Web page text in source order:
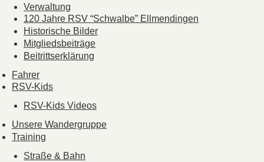
Verwaltung
120 Jahre RSV “Schwalbe” Ellmendingen
Historische Bilder
Mitgliedsbeiträge
Beitrittserklärung
Fahrer
RSV-Kids
RSV-Kids Videos
Unsere Wandergruppe
Training
Straße & Bahn